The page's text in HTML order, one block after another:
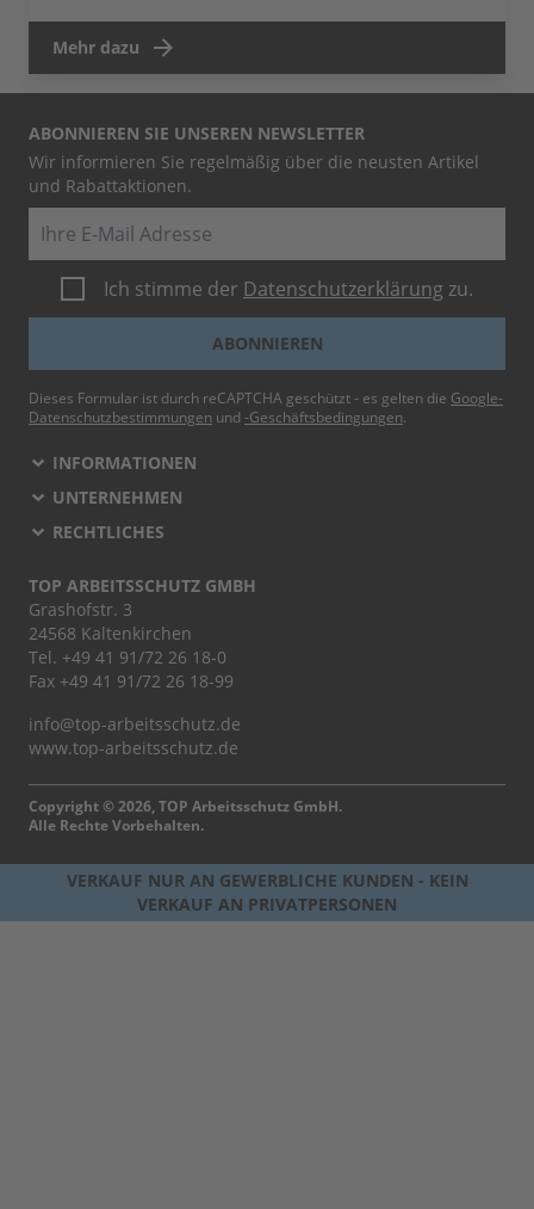
Mehr dazu
ABONNIEREN SIE UNSEREN NEWSLETTER
Wir informieren Sie regelmäßig über die neusten Artikel
und Rabattaktionen.
Ich stimme der Datenschutzerklärung zu.
ABONNIEREN
Dieses Formular ist durch reCAPTCHA geschützt - es gelten die Google-
Datenschutzbestimmungen und -Geschäftsbedingungen.
INFORMATIONEN
UNTERNEHMEN
RECHTLICHES
TOP ARBEITSSCHUTZ GMBH
Grashofstr. 3
24568 Kaltenkirchen
Tel. +49 41 91/72 26 18-0
Fax +49 41 91/72 26 18-99
info@top-arbeitsschutz.de
www.top-arbeitsschutz.de
Copyright © 2026, TOP Arbeitsschutz GmbH.
Alle Rechte Vorbehalten.
VERKAUF NUR AN GEWERBLICHE KUNDEN - KEIN
VERKAUF AN PRIVATPERSONEN